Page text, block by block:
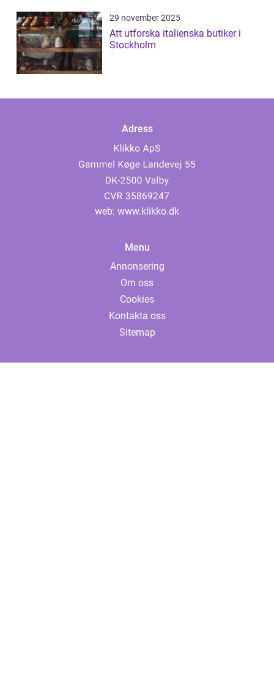
29 november 2025
Att utforska italienska butiker i
Stockholm
Adress
web: www.klikko.dk
Menu
Annonsering
Om oss
Cookies
Kontakta oss
Sitemap